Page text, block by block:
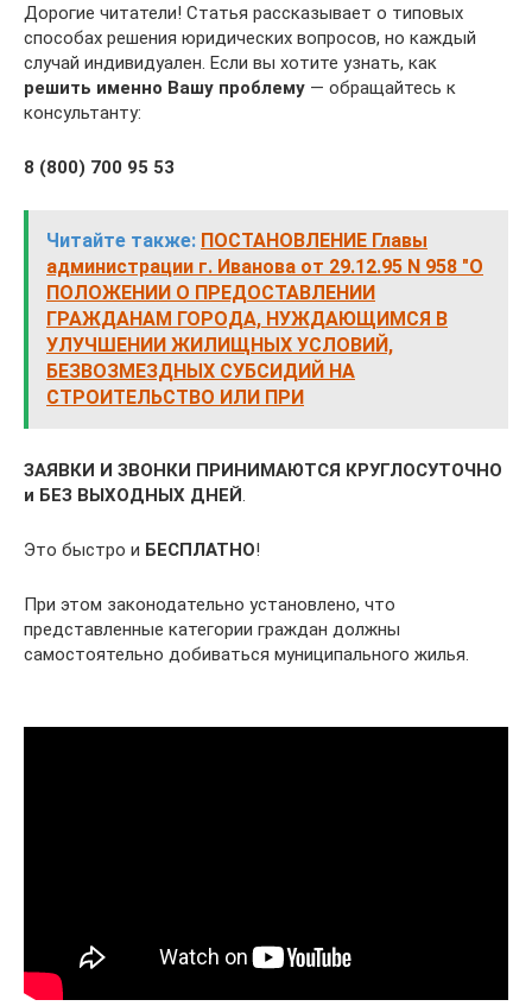
Дорогие читатели! Статья рассказывает о типовых
способах решения юридических вопросов, но каждый
случай индивидуален. Если вы хотите узнать, как
решить именно Вашу проблему — обращайтесь к
консультанту:
8 (800) 700 95 53
Читайте также: ПОСТАНОВЛЕНИЕ Главы
администрации г. Иванова от 29.12.95 N 958 "О
ПОЛОЖЕНИИ О ПРЕДОСТАВЛЕНИИ
ГРАЖДАНАМ ГОРОДА, НУЖДАЮЩИМСЯ В
УЛУЧШЕНИИ ЖИЛИЩНЫХ УСЛОВИЙ,
БЕЗВОЗМЕЗДНЫХ СУБСИДИЙ НА
СТРОИТЕЛЬСТВО ИЛИ ПРИ
ЗАЯВКИ И ЗВОНКИ ПРИНИМАЮТСЯ КРУГЛОСУТОЧНО
и БЕЗ ВЫХОДНЫХ ДНЕЙ
Это быстро и БЕСПЛАТНО!
При этом законодательно установлено, что
представленные категории граждан должны
самостоятельно добиваться муниципального жилья.